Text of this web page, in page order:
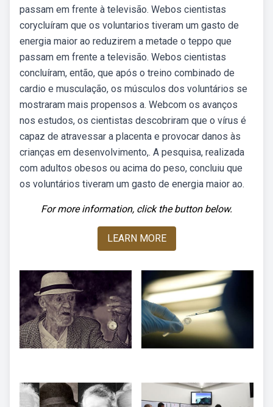
passam em frente à televisão. Webos cientistas
corycluíram que os voluntarios tiveram um gasto de
energia maior ao reduzirem a metade o teppo que
passam em frente a televisão. Webos cientistas
concluíram, então, que após o treino combinado de
cardio e musculação, os músculos dos voluntários se
mostraram mais propensos a. Webcom os avanços
nos estudos, os cientistas descobriram que o vírus é
capaz de atravessar a placenta e provocar danos às
crianças em desenvolvimento,. A pesquisa, realizada
com adultos obesos ou acima do peso, concluiu que
os voluntários tiveram um gasto de energia maior ao.
For more information, click the button below.
LEARN MORE